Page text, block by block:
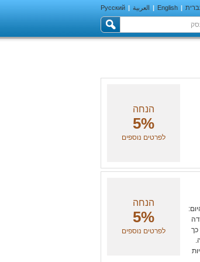
|
English
| العربية |
Русский
הנחה
5%
לפרטים נוספים
כך
הנחה
5%
לפרטים נוספים